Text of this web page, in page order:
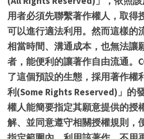
用者必須先聯繫著作權人，取得
可以進行適法利用。然而這樣的
相當時間、溝通成本，也無法讓
者，能便利的讓著作自由流通。
了這個預設的生態，採用著作權
利(Some Rights Reserved)」的
權人能簡要指定其願意提供的授
解、並同意遵守相關授權規則，